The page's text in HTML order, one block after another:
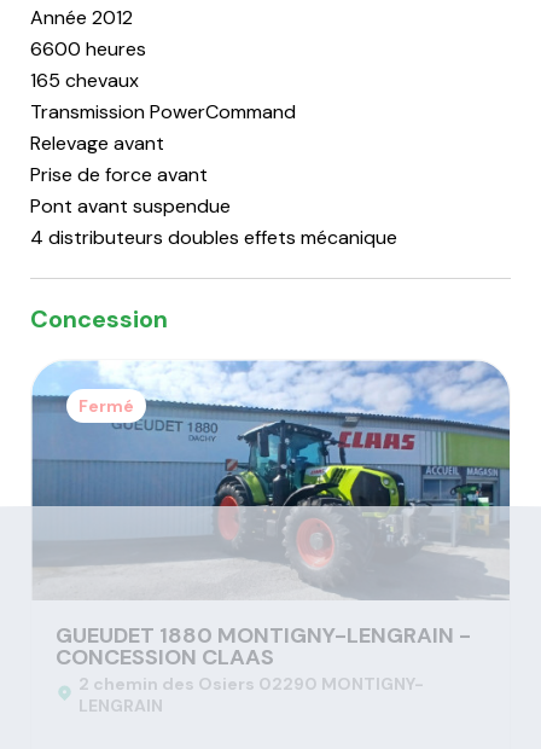
Année 2012
6600 heures
165 chevaux
Transmission PowerCommand
Relevage avant
Prise de force avant
Pont avant suspendue
4 distributeurs doubles effets mécanique
Concession
Fermé
GUEUDET 1880 MONTIGNY-LENGRAIN -
CONCESSION CLAAS
2 chemin des Osiers 02290 MONTIGNY-
LENGRAIN